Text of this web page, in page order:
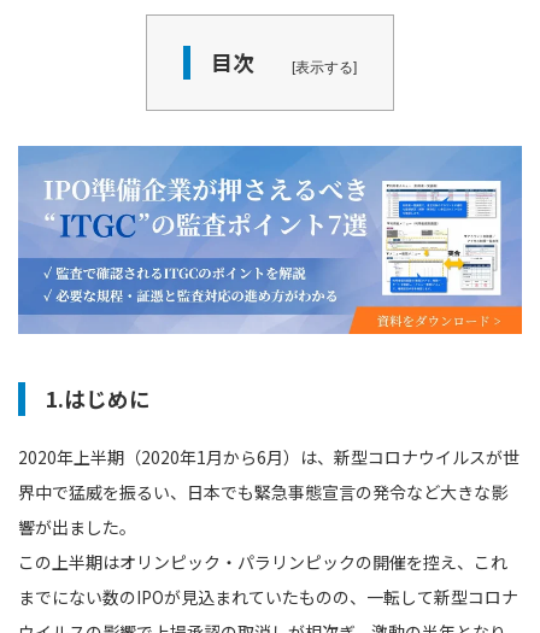
目次 表示する
1.はじめに
2020年上半期（2020年1月から6月）は、新型コロナウイルスが世
界中で猛威を振るい、日本でも緊急事態宣言の発令など大きな影
響が出ました。
この上半期はオリンピック・パラリンピックの開催を控え、これ
までにない数のIPOが見込まれていたものの、一転して新型コロナ